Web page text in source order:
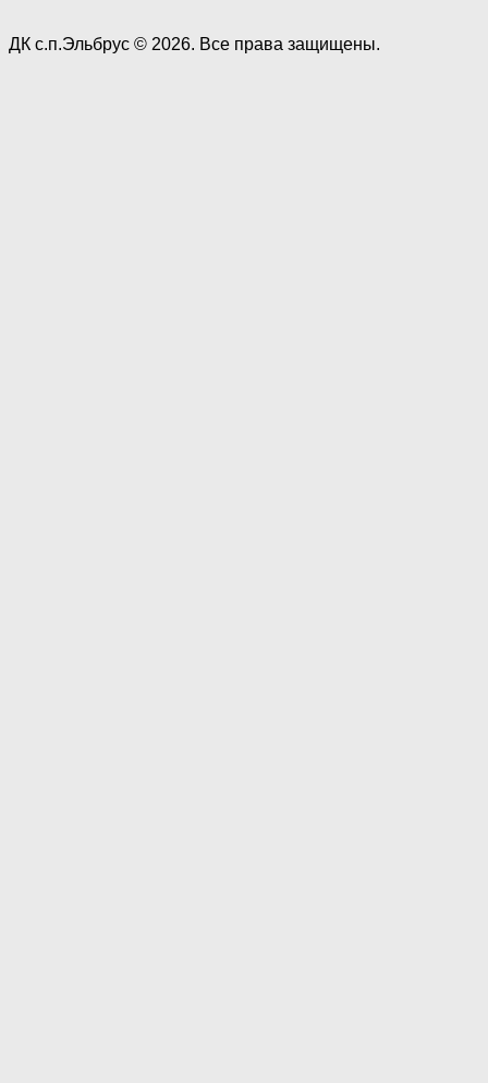
ДК с.п.Эльбрус © 2026. Все права защищены.